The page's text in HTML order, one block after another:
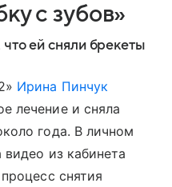
с зубов»
ей сняли брекеты
Ирина Пинчук
лечение и сняла
года. В личном
видео из кабинета
снятия